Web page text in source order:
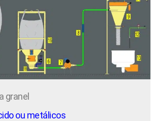
granel
ou metálicos